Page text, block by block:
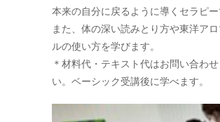
本来の自分に戻るように導くセラピー
また、体の深い読みとり方や東洋ア
ルの使い方を学びます。
＊材料代・テキスト代はお問い合わせ
い。ベーシック受講後に学べます。